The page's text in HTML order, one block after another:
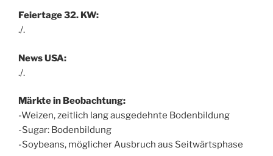
Feiertage 32. KW:
./.
News USA:
./.
Märkte in Beobachtung:
-Weizen, zeitlich lang ausgedehnte Bodenbildung
-Sugar: Bodenbildung
-Soybeans, möglicher Ausbruch aus Seitwärtsphase